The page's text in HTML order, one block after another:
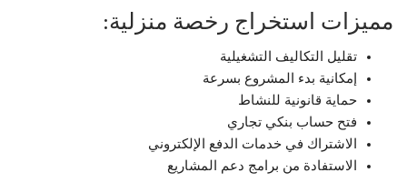
مميزات استخراج رخصة منزلية:
تقليل التكاليف التشغيلية
إمكانية بدء المشروع بسرعة
حماية قانونية للنشاط
فتح حساب بنكي تجاري
الاشتراك في خدمات الدفع الإلكتروني
الاستفادة من برامج دعم المشاريع